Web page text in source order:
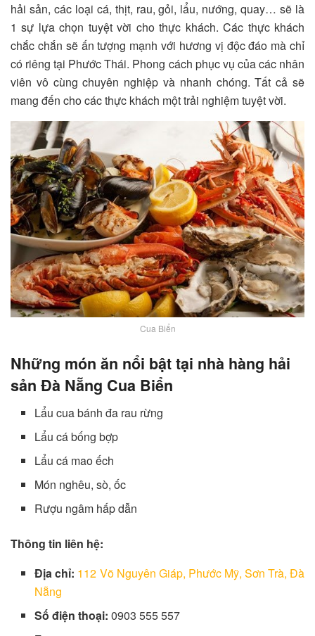
hải sản, các loại cá, thịt, rau, gỏi, lẩu, nướng, quay… sẽ là
1 sự lựa chọn tuyệt vời cho thực khách. Các thực khách
chắc chắn sẽ ấn tượng mạnh với hương vị độc đáo mà chỉ
có riêng tại Phước Thái. Phong cách phục vụ của các nhân
viên vô cùng chuyên nghiệp và nhanh chóng. Tất cả sẽ
mang đến cho các thực khách một trải nghiệm tuyệt vời.
Cua Biển
Những món ăn nổi bật tại nhà hàng hải
sản Đà Nẵng Cua Biển
Lẩu cua bánh đa rau rừng
Lẩu cá bống bợp
Lẩu cá mao ếch
Món nghêu, sò, ốc
Rượu ngâm hấp dẫn
Thông tin liên hệ:
Địa chỉ: 112 Võ Nguyên Giáp, Phước Mỹ, Sơn Trà, Đà
Nẵng
Số điện thoại: 0903 555 557